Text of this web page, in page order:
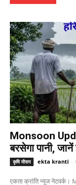
Monsoon
बरसेगा पानी, जानें
कृषि मौसम ekta kranti -
एकता क्रांति न्यूज नेटवर्क।